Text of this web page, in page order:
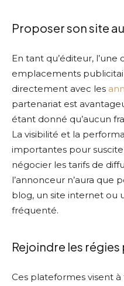
Proposer son site
En tant qu’éditeur,
emplacements
directement avec les
partenariat est
étant donné qu’aucun
La visibilité et la
importantes pour
négocier les tarifs de
l’annonceur n’aura que
blog, un site internet ou
fréquenté.
Rejoindre les
Ces plateformes visent